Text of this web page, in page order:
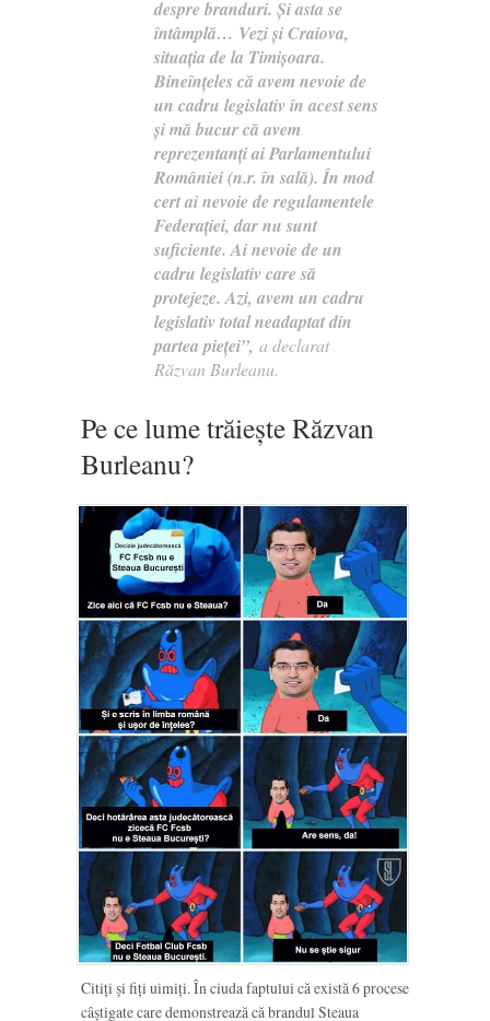
despre branduri. Şi asta se
întâmplă… Vezi şi Craiova,
situaţia de la Timişoara.
Bineînţeles că avem nevoie de
un cadru legislativ în acest sens
şi mă bucur că avem
reprezentanţi ai Parlamentului
României (n.r. în sală). În mod
cert ai nevoie de regulamentele
Federaţiei, dar nu sunt
suficiente. Ai nevoie de un
cadru legislativ care să
protejeze. Azi, avem un cadru
legislativ total neadaptat din
partea pieţei”, a declarat
Răzvan Burleanu.
Pe ce lume trăiește Răzvan
Burleanu?
Citiți și fiți uimiți. În ciuda faptului că există 6 procese
câștigate care demonstrează că brandul Steaua